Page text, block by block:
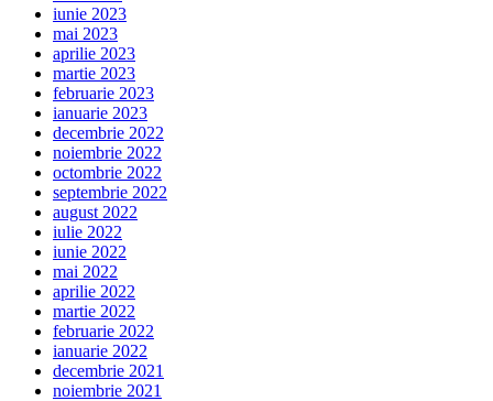
iunie 2023
mai 2023
aprilie 2023
martie 2023
februarie 2023
ianuarie 2023
decembrie 2022
noiembrie 2022
octombrie 2022
septembrie 2022
august 2022
iulie 2022
iunie 2022
mai 2022
aprilie 2022
martie 2022
februarie 2022
ianuarie 2022
decembrie 2021
noiembrie 2021